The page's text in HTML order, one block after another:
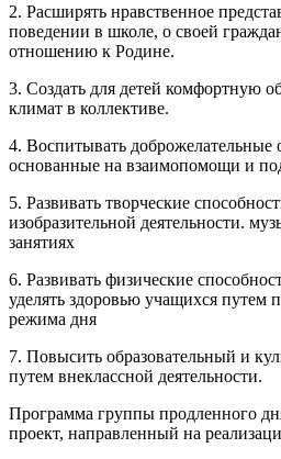
2. Расширять нравственное
поведении в школе, о своей
отношению к Родине.
3. Создать для детей комфортную
климат в коллективе.
4. Воспитывать доброжелательные
основанные на взаимопомощи и
5. Развивать творческие
изобразительной деятельности.
занятиях
6. Развивать физические
уделять здоровью учащихся путем
режима дня
7. Повысить образовательный и
путем внеклассной деятельности.
Программа группы продленного
проект, направленный на